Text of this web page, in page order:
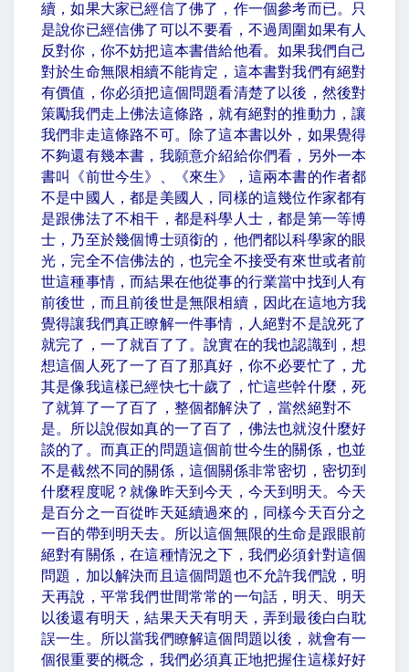
續，如果大家已經信了佛了，作一個參考而已。只
是說你已經信佛了可以不要看，不過周圍如果有人
反對你，你不妨把這本書借給他看。如果我們自己
對於生命無限相續不能肯定，這本書對我們有絕對
有價值，你必須把這個問題看清楚了以後，然後對
策勵我們走上佛法這條路，就有絕對的推動力，讓
我們非走這條路不可。除了這本書以外，如果覺得
不夠還有幾本書，我願意介紹給你們看，另外一本
書叫《前世今生》、《來生》，這兩本書的作者都
不是中國人，都是美國人，同樣的這幾位作家都有
是跟佛法了不相干，都是科學人士，都是第一等博
士，乃至於幾個博士頭銜的，他們都以科學家的眼
光，完全不信佛法的，也完全不接受有來世或者前
世這種事情，而結果在他從事的行業當中找到人有
前後世，而且前後世是無限相續，因此在這地方我
覺得讓我們真正瞭解一件事情，人絕對不是說死了
就完了，一了就百了了。說實在的我也認識到，想
想這個人死了一了百了那真好，你不必要忙了，尤
其是像我這樣已經快七十歲了，忙這些幹什麼，死
了就算了一了百了，整個都解決了，當然絕對不
是。所以說假如真的一了百了，佛法也就沒什麼好
談的了。而真正的問題這個前世今生的關係，也並
不是截然不同的關係，這個關係非常密切，密切到
什麼程度呢？就像昨天到今天，今天到明天。今天
是百分之一百從昨天延續過來的，同樣今天百分之
一百的帶到明天去。所以這個無限的生命是跟眼前
絕對有關係，在這種情況之下，我們必須針對這個
問題，加以解決而且這個問題也不允許我們說，明
天再說，平常我們世間常常的一句話，明天、明天
以後還有明天，結果天天有明天，弄到最後白白耽
誤一生。所以當我們瞭解這個問題以後，就會有一
個很重要的概念，我們必須真正地把握住這樣好好